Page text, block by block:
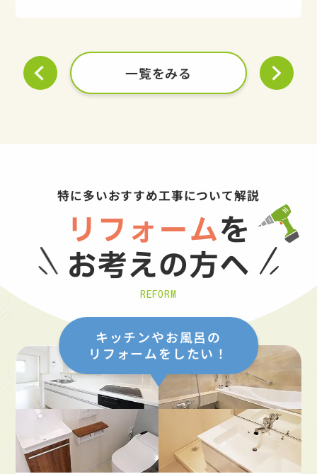
一覧をみる
特に多いおすすめ工事について解説
リフォームを
お考えの方へ
REFORM
キッチンやお風呂の
リフォームをしたい！